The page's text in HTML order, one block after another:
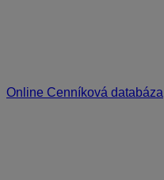
Online Cenníková databáza